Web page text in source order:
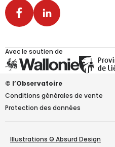
Avec le soutien de
© l’Observatoire
Conditions générales de vente
Protection des données
Illustrations © Absurd Design